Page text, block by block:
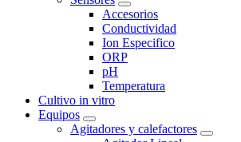
Accesorios
Conductividad
Ion Especifico
ORP
pH
Temperatura
Cultivo in vitro
Equipos
Agitadores y calefactores